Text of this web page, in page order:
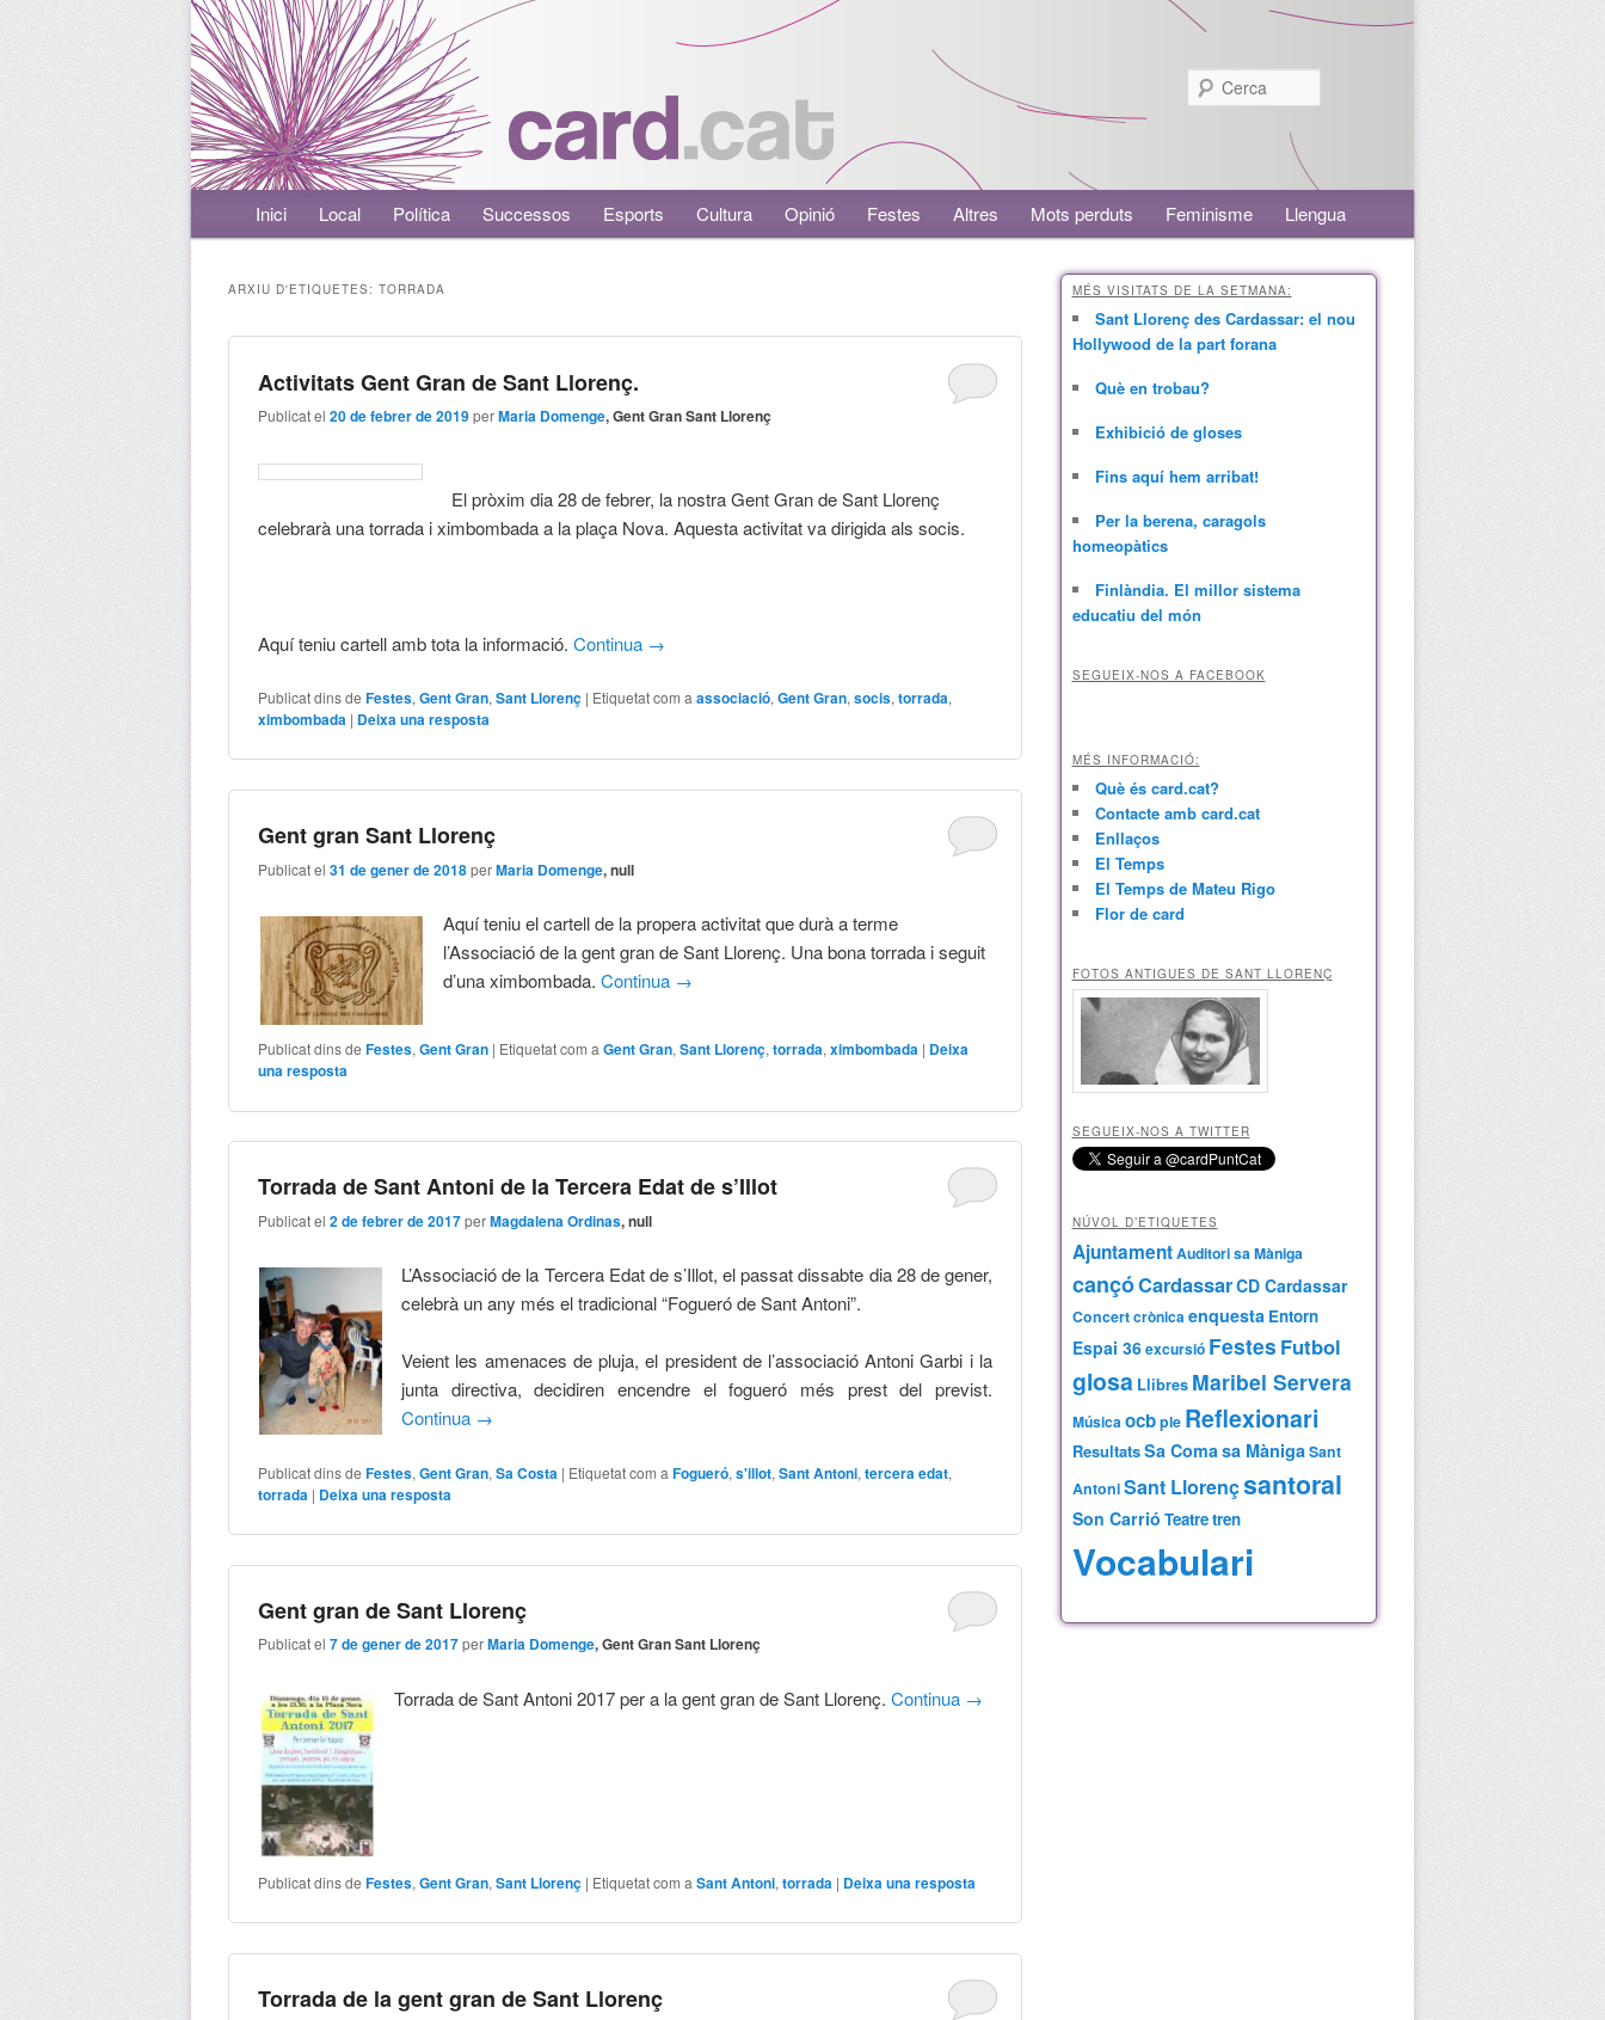
Menú principalAneu al contingut principal
Aneu al contingut secundari
Inici Local Política Successos Esports Cultura Opinió Festes Altres Mots perduts Feminisme Llengua
ARXIU D'ETIQUETES: TORRADA
Activitats Gent Gran de Sant Llorenç.
Publicat el20 de febrer de 2019perMaria Domenge, Gent Gran Sant Llorenç
El pròxim dia 28 de febrer, la nostra Gent Gran de Sant Llorenç
celebrarà una torrada i ximbombada a la plaça Nova. Aquesta activitat va dirigida als socis.
Aquí teniu cartell amb tota la informació.Continua →
Publicat dins de Festes,Gent Gran,Sant Llorenç | Etiquetat com a associació,Gent Gran,socis,torrada,
ximbombada | Deixa una resposta
Gent gran Sant Llorenç
Publicat el31 de gener de 2018perMaria Domenge, null
Aquí teniu el cartell de la propera activitat que durà a terme
l’Associació de la gent gran de Sant Llorenç. Una bona torrada i seguit
d’una ximbombada.Continua →
Publicat dins de Festes,Gent Gran | Etiquetat com a Gent Gran,Sant Llorenç,torrada,ximbombada | Deixa
una resposta
Torrada de Sant Antoni de la Tercera Edat de s’Illot
Publicat el2 de febrer de 2017perMagdalena Ordinas, null
L’Associació de la Tercera Edat de s’Illot, el passat dissabte dia 28 de gener,
celebrà un any més el tradicional “Fogueró de Sant Antoni”.
Veient les amenaces de pluja, el president de l’associació Antoni Garbi i la
junta directiva, decidiren encendre el fogueró més prest del previst.
Continua →
Publicat dins de Festes,Gent Gran,Sa Costa | Etiquetat com a Fogueró,s'illot,Sant Antoni,tercera edat,
torrada | Deixa una resposta
Gent gran de Sant Llorenç
Publicat el7 de gener de 2017perMaria Domenge, Gent Gran Sant Llorenç
Torrada de Sant Antoni 2017 per a la gent gran de Sant Llorenç.Continua →
Publicat dins de Festes,Gent Gran,Sant Llorenç | Etiquetat com a Sant Antoni,torrada | Deixa una resposta
Torrada de la gent gran de Sant Llorenç
MÉS VISITATS DE LA SETMANA:
Sant Llorenç des Cardassar: el nou
Hollywood de la part forana
Què en trobau?
Exhibició de gloses
Fins aquí hem arribat!
Per la berena, caragols
homeopàtics
Finlàndia. El millor sistema
educatiu del món
SEGUEIX-NOS A FACEBOOK
MÉS INFORMACIÓ:
Què és card.cat?
Contacte amb card.cat
Enllaços
El Temps
El Temps de Mateu Rigo
Flor de card
FOTOS ANTIGUES DE SANT LLORENÇ
SEGUEIX-NOS A TWITTER
NÚVOL D’ETIQUETES
AjuntamentAuditori sa Màniga
cançóCardassarCD Cardassar
Concertcrònicaenquesta Entorn
Espai 36excursió Festes Futbol
glosa Llibres Maribel Servera
Músicaocbple Reflexionari
ResultatsSa Comasa MànigaSant
AntoniSant Llorençsantoral
Son Carrió Teatretren
Vocabulari